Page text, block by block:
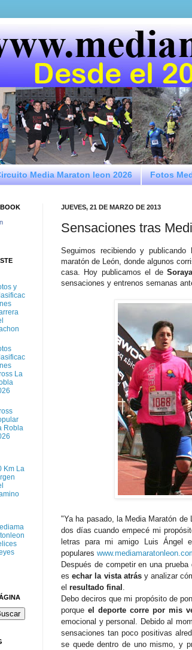
Media Maraton leon 2026 Fotos
JUEVES, 21 DE MARZO DE 2013
Sensaciones tras
Seguimos recibiendo y
maratón de León, donde algunos
casa. Hoy publicamos el de
sensaciones y entrenos semanas
"Ya ha pasado, la Media Maratón
dos días cuando empecé mi
letras para mi amigo Luis Ángel
populares
Después de competir en una
esechar la vista atrásy analizar
el resultado final .
Debo deciros que mi propósito de
porque el deporte corre por mis
emocional y personal. Debido al
sensaciones tan poco positivas
se quede dentro de uno mismo, y
y
La
Robla
Km La